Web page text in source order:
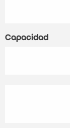
Capacidad